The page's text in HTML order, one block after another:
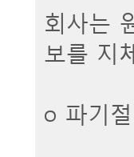
회사는
보를 지
ο 파기